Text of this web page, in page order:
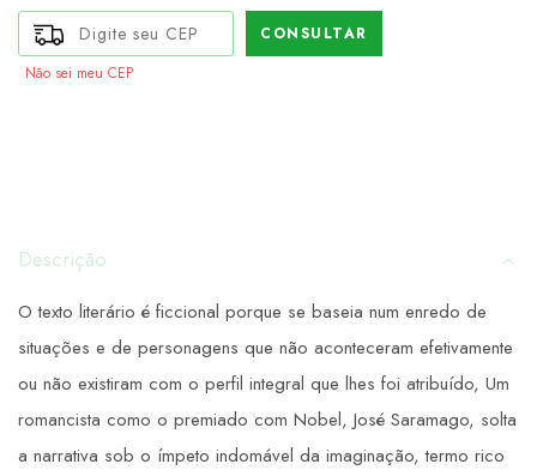
CONSULTAR
Não sei meu CEP
Descrição
O texto literário é ficcional porque se baseia num enredo de
situações e de personagens que não aconteceram efetivamente
ou não existiram com o perfil integral que lhes foi atribuído, Um
romancista como o premiado com Nobel, José Saramago, solta
a narrativa sob o ímpeto indomável da imaginação, termo rico